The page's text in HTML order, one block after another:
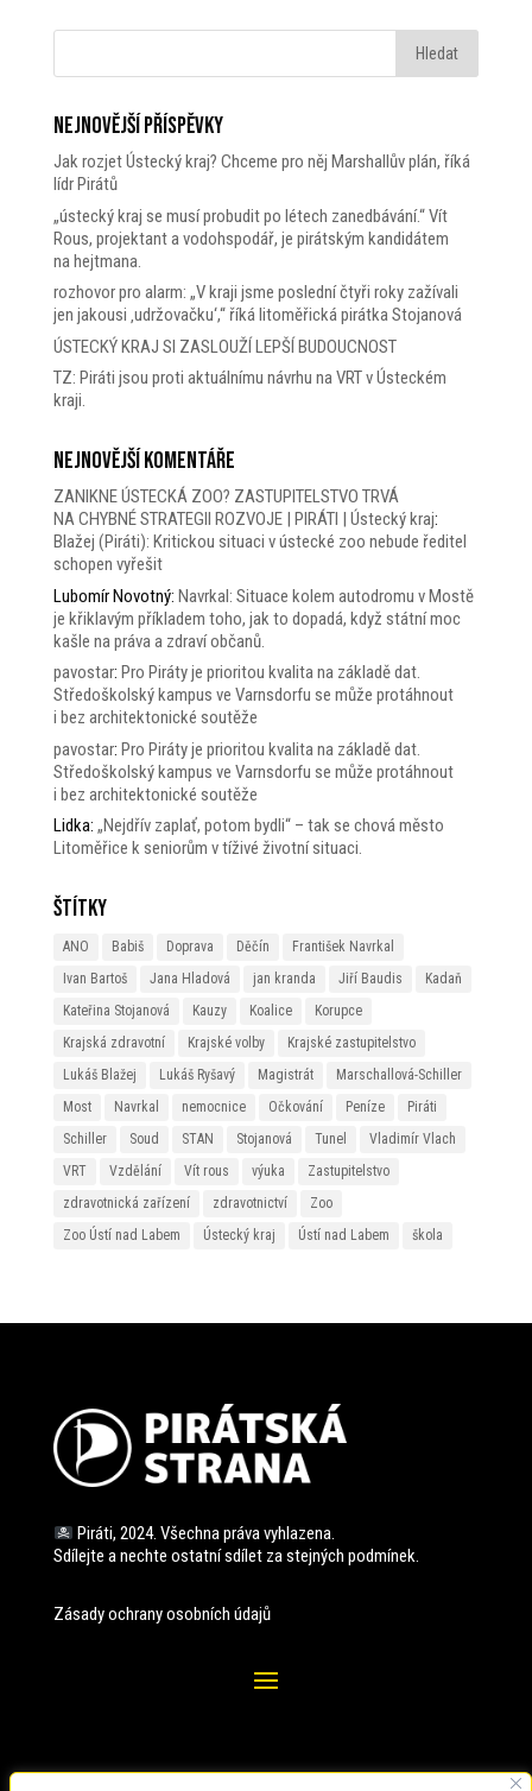
Nejnovější příspěvky
Jak rozjet Ústecký kraj? Chceme pro něj Marshallův plán, říká
lídr Pirátů
„ústecký kraj se musí probudit po létech zanedbávání.“ Vít
Rous, projektant a vodohspodář, je pirátským kandidátem
na hejtmana.
rozhovor pro alarm: „V kraji jsme poslední čtyři roky zažívali
jen jakousi ‚udržovačku‘,“ říká litoměřická pirátka Stojanová
ÚSTECKÝ KRAJ SI ZASLOUŽÍ LEPŠÍ BUDOUCNOST
TZ: Piráti jsou proti aktuálnímu návrhu na VRT v Ústeckém
kraji.
Nejnovější komentáře
ZANIKNE ÚSTECKÁ ZOO? ZASTUPITELSTVO TRVÁ
NA CHYBNÉ STRATEGII ROZVOJE | PIRÁTI | Ústecký kraj:
Blažej (Piráti): Kritickou situaci v ústecké zoo nebude ředitel
schopen vyřešit
Lubomír Novotný: Navrkal: Situace kolem autodromu v Mostě
je křiklavým příkladem toho, jak to dopadá, když státní moc
kašle na práva a zdraví občanů.
pavostar: Pro Piráty je prioritou kvalita na základě dat.
Středoškolský kampus ve Varnsdorfu se může protáhnout
i bez architektonické soutěže
pavostar: Pro Piráty je prioritou kvalita na základě dat.
Středoškolský kampus ve Varnsdorfu se může protáhnout
i bez architektonické soutěže
Lidka: „Nejdřív zaplať, potom bydli“ – tak se chová město
Litoměřice k seniorům v tíživé životní situaci.
Štítky
ANO Babiš Doprava Děčín
František Navrkal
Ivan Bartoš
Jana Hladová jan kranda Jiří Baudis
Kadaň
Kateřina Stojanová
Kauzy Koalice
Korupce
Krajská zdravotní
Krajské volby
Krajské zastupitelstvo
Lukáš Blažej
Lukáš Ryšavý Magistrát
Marschallová-Schiller
Most
Navrkal nemocnice Očkování Peníze
Piráti
Schiller
Soud STAN Stojanová Tunel
Vladimír Vlach
VRT
Vzdělání Vít rous výuka
Zastupitelstvo
zdravotnická zařízení
zdravotnictví
Zoo
Zoo Ústí nad Labem
Ústecký kraj Ústí nad Labem škola
Piráti, 2024. Všechna práva vyhlazena.
Sdílejte a nechte ostatní sdílet za stejných podmínek.
Zásady ochrany osobních údajů